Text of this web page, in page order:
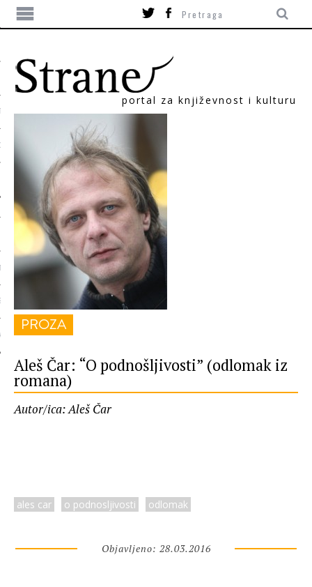
portal za književnost i kulturu
PROZA
Aleš Čar: “O podnošljivosti” (odlomak iz
romana)
Autor/ica: Aleš Čar
ales car o podnosljivosti odlomak
Objavljeno: 28.03.2016